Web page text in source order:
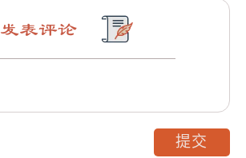
发表评论
提交